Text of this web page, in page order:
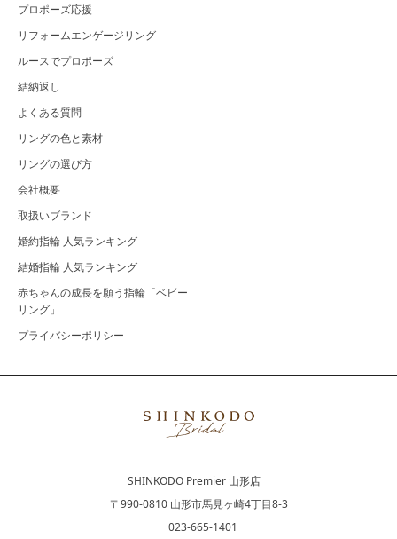
プロポーズ応援
リフォームエンゲージリング
ルースでプロポーズ
結納返し
よくある質問
リングの色と素材
リングの選び方
会社概要
取扱いブランド
婚約指輪 人気ランキング
結婚指輪 人気ランキング
赤ちゃんの成長を願う指輪「ベビー
リング」
プライバシーポリシー
SHINKODO Premier 山形店
〒990-0810 山形市馬見ヶ崎4丁目8-3
023-665-1401